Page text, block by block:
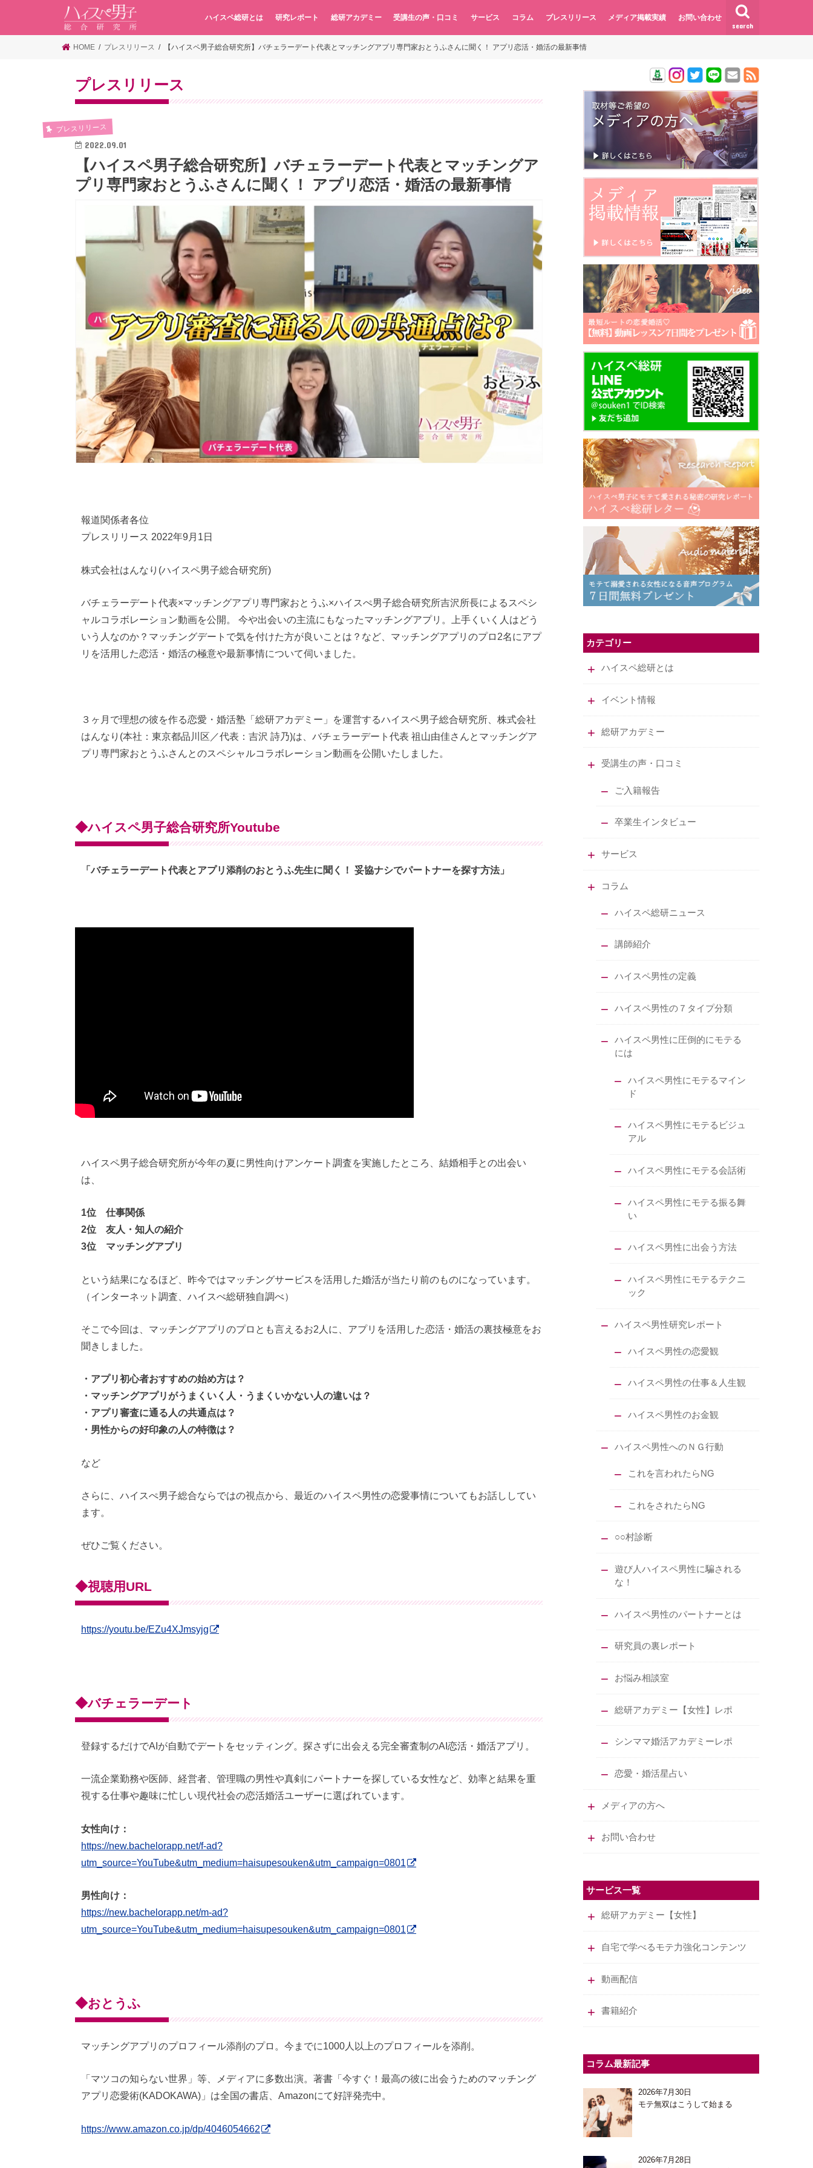
search
ハイスペ総研とは 研究レポート 総研アカデミー 受講生の声・口コミ サービス コラム プレスリリース メディア掲載実績 お問い合わせ
HOME プレスリリース 【ハイスペ男子総合研究所】バチェラーデート代表とマッチングアプリ専門家おとうふさんに聞く！ アプリ恋活・婚活の最新事情
プレスリリース
プレスリリース
2022.09.01
【ハイスペ男子総合研究所】バチェラーデート代表とマッチングア
プリ専門家おとうふさんに聞く！ アプリ恋活・婚活の最新事情
報道関係者各位
プレスリリース 2022年9月1日
株式会社はんなり(ハイスペ男子総合研究所)
バチェラーデート代表×マッチングアプリ専門家おとうふ×ハイスぺ男子総合研究所吉沢所長によるスペシ
ャルコラボレーション動画を公開。 今や出会いの主流にもなったマッチングアプリ。上手くいく人はどう
いう人なのか？マッチングデートで気を付けた方が良いことは？など、マッチングアプリのプロ2名にアプ
リを活用した恋活・婚活の極意や最新事情について伺いました。
３ヶ月で理想の彼を作る恋愛・婚活塾「総研アカデミー」を運営するハイスペ男子総合研究所、株式会社
はんなり(本社：東京都品川区／代表：吉沢 詩乃)は、バチェラーデート代表 祖山由佳さんとマッチングア
プリ専門家おとうふさんとのスペシャルコラボレーション動画を公開いたしました。
◆ハイスペ男子総合研究所Youtube
「バチェラーデート代表とアプリ添削のおとうふ先生に聞く！ 妥協ナシでパートナーを探す方法」
ハイスペ男子総合研究所が今年の夏に男性向けアンケート調査を実施したところ、結婚相手との出会い
は、
1位 仕事関係
2位 友人・知人の紹介
3位 マッチングアプリ
という結果になるほど、昨今ではマッチングサービスを活用した婚活が当たり前のものになっています。
（インターネット調査、ハイスぺ総研独自調べ）
そこで今回は、マッチングアプリのプロとも言えるお2人に、アプリを活用した恋活・婚活の裏技極意をお
聞きしました。
・アプリ初心者おすすめの始め方は？
・マッチングアプリがうまくいく人・うまくいかない人の違いは？
・アプリ審査に通る人の共通点は？
・男性からの好印象の人の特徴は？
など
さらに、ハイスぺ男子総合ならではの視点から、最近のハイスペ男性の恋愛事情についてもお話ししてい
ます。
ぜひご覧ください。
◆視聴用URL
https://youtu.be/EZu4XJmsyjg
◆バチェラーデート
登録するだけでAIが自動でデートをセッティング。探さずに出会える完全審査制のAI恋活・婚活アプリ。
一流企業勤務や医師、経営者、管理職の男性や真剣にパートナーを探している女性など、効率と結果を重
視する仕事や趣味に忙しい現代社会の恋活婚活ユーザーに選ばれています。
女性向け：
https://new.bachelorapp.net/f-ad?
utm_source=YouTube&utm_medium=haisupesouken&utm_campaign=0801
男性向け：
https://new.bachelorapp.net/m-ad?
utm_source=YouTube&utm_medium=haisupesouken&utm_campaign=0801
◆おとうふ
マッチングアプリのプロフィール添削のプロ。今までに1000人以上のプロフィールを添削。
「マツコの知らない世界」等、メディアに多数出演。著書「今すぐ！最高の彼に出会うためのマッチング
アプリ恋愛術(KADOKAWA)」は全国の書店、Amazonにて好評発売中。
https://www.amazon.co.jp/dp/4046054662
カテゴリー
ハイスペ総研とは
イベント情報
総研アカデミー
受講生の声・口コミ
ご入籍報告
卒業生インタビュー
サービス
コラム
ハイスペ総研ニュース
講師紹介
ハイスペ男性の定義
ハイスペ男性の７タイプ分類
ハイスペ男性に圧倒的にモテる
には
ハイスペ男性にモテるマイン
ド
ハイスペ男性にモテるビジュ
アル
ハイスペ男性にモテる会話術
ハイスペ男性にモテる振る舞
い
ハイスペ男性に出会う方法
ハイスペ男性にモテるテクニ
ック
ハイスペ男性研究レポート
ハイスペ男性の恋愛観
ハイスペ男性の仕事＆人生観
ハイスペ男性のお金観
ハイスペ男性へのＮＧ行動
これを言われたらNG
これをされたらNG
○○村診断
遊び人ハイスペ男性に騙される
な！
ハイスペ男性のパートナーとは
研究員の裏レポート
お悩み相談室
総研アカデミー【女性】レポ
シンママ婚活アカデミーレポ
恋愛・婚活星占い
メディアの方へ
お問い合わせ
サービス一覧
総研アカデミー【女性】
自宅で学べるモテ力強化コンテンツ
動画配信
書籍紹介
コラム最新記事
2026年7月30日
モテ無双はこうして始まる
2026年7月28日